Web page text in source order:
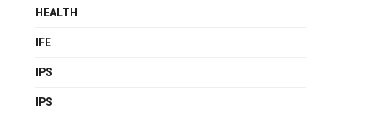
HEALTH
IFE
IPS
IPS